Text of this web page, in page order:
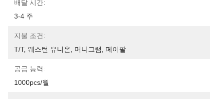
배달 시간:
3-4 주
지불 조건:
T/T, 웨스턴 유니온, 머니그램, 페이팔
공급 능력:
1000pcs/월